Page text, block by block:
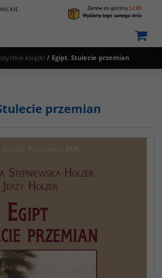
książki / Egipt. Stulecie przemian
przemian